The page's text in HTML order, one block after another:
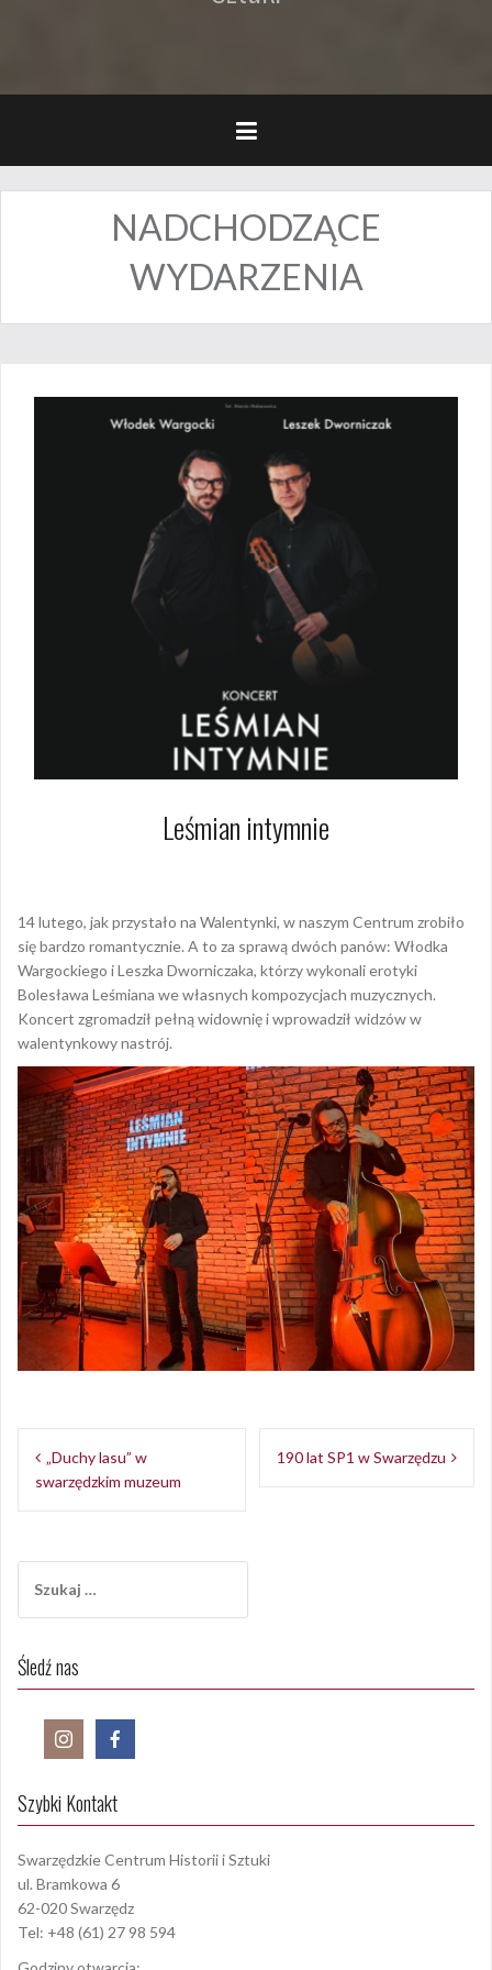
NADCHODZĄCE
WYDARZENIA
Leśmian intymnie
14 lutego, jak przystało na Walentynki, w naszym Centrum zrobiło
się bardzo romantycznie. A to za sprawą dwóch panów: Włodka
Wargockiego i Leszka Dworniczaka, którzy wykonali erotyki
Bolesława Leśmiana we własnych kompozycjach muzycznych.
Koncert zgromadził pełną widownię i wprowadził widzów w
walentynkowy nastrój.
Nawigacja
wpisu
„Duchy lasu” w
swarzędzkim muzeum
190 lat SP1 w Swarzędzu
Śledź nas
Szybki Kontakt
Swarzędzkie Centrum Historii i Sztuki
ul. Bramkowa 6
62-020 Swarzędz
Tel: +48 (61) 27 98 594